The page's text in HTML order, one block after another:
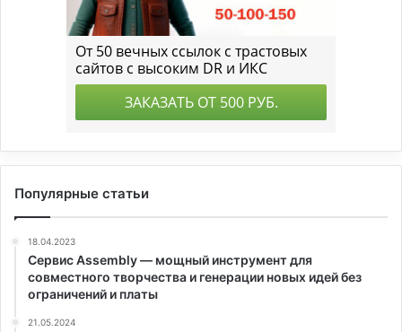
Популярные статьи
18.04.2023
Сервис Assembly — мощный инструмент для
совместного творчества и генерации новых идей без
ограничений и платы
21.05.2024